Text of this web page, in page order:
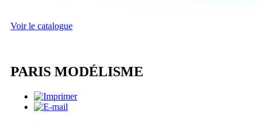
Voir le catalogue
PARIS MODÉLISME